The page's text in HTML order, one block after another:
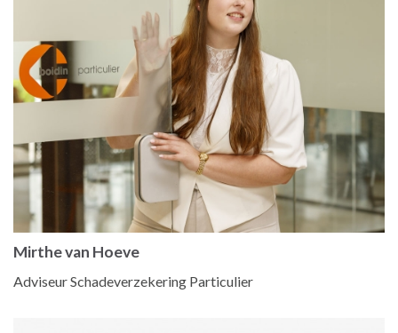
Mirthe van Hoeve
Adviseur Schadeverzekering Particulier